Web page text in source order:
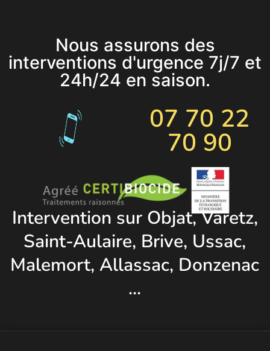
Nous assurons des
interventions d'urgence 7j/7 et
24h/24 en saison.
07 70 22
70 90
Intervention sur Objat, Varetz,
Saint-Aulaire, Brive, Ussac,
Malemort, Allassac, Donzenac
...